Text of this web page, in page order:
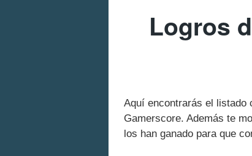
Logros
Aquí encontrarás el listado
Gamerscore. Además te
los han ganado para que